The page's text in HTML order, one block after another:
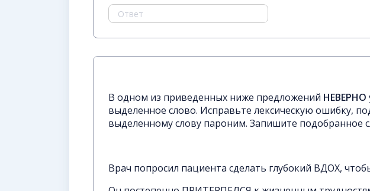
В одном из приведенных ниже предложений НЕВЕРНО
выделенное слово. Исправьте лексическую ошибку,
выделенному слову пароним. Запишите подобранное
Врач попросил пациента сделать глубокий ВДОХ,